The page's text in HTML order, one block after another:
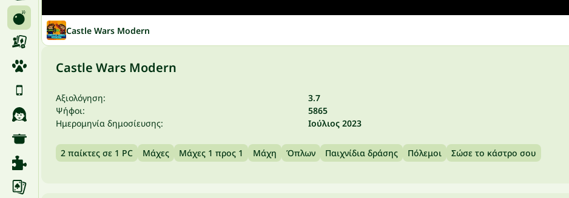
Castle Wars Modern
Castle Wars Modern
Αξιολόγηση:
3.7
Ψήφοι:
5865
Ημερομηνία δημοσίευσης:
Ιούλιος 2023
2 παίκτες σε 1 PC Μάχες Μάχες 1 προς 1 Μάχη Όπλων Παιχνίδια δράσης Πόλεμοι Σώσε το κάστρο σου